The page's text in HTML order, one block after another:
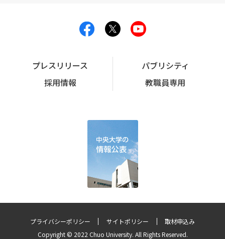
プレスリリース
パブリシティ
採用情報
教職員専用
プライバシーポリシー サイトポリシー
取材申込み
Copyright © 2022 Chuo University. All Rights Reserved.